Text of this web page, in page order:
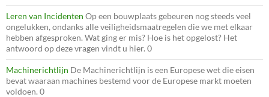
Leren van Incidenten Op een bouwplaats gebeuren nog steeds veel
ongelukken, ondanks alle veiligheidsmaatregelen die we met elkaar
hebben afgesproken. Wat ging er mis? Hoe is het opgelost? Het
antwoord op deze vragen vindt u hier. 0
Machinerichtlijn De Machinerichtlijn is een Europese wet die eisen
bevat waaraan machines bestemd voor de Europese markt moeten
voldoen. 0